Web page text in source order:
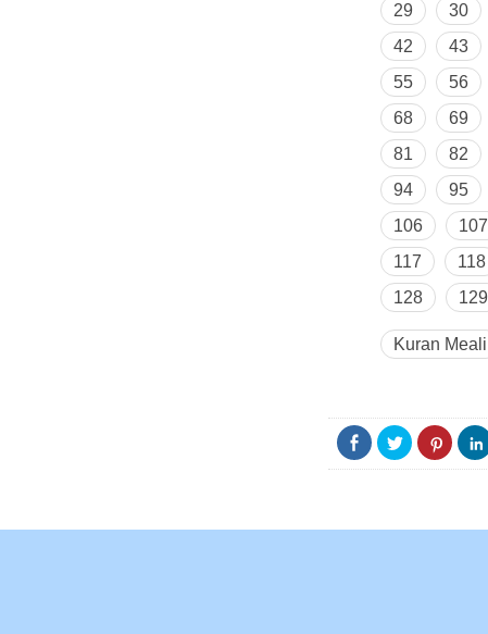
29
30
42
43
55
56
68
69
81
82
94
95
106
107
117
118
128
129
Kuran Meali